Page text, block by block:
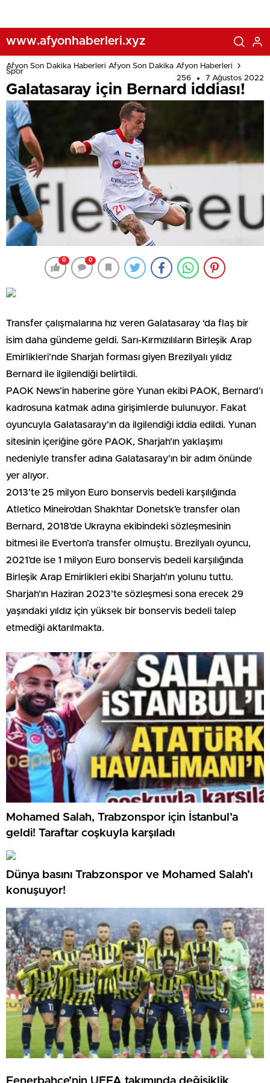
www.afyonhaberleri.xyz
Afyon Son Dakika Haberleri Afyon Son Dakika Afyon Haberleri
Spor
256
7 Ağustos 2022
Galatasaray için Bernard iddiası!
0 0
Transfer çalışmalarına hız veren Galatasaray ‘da flaş bir
isim daha gündeme geldi. Sarı-Kırmızılıların Birleşik Arap
Emirlikleri’nde Sharjah forması giyen Brezilyalı yıldız
Bernard ile ilgilendiği belirtildi.
PAOK News’in haberine göre Yunan ekibi PAOK, Bernard’ı
kadrosuna katmak adına girişimlerde bulunuyor. Fakat
oyuncuyla Galatasaray’ın da ilgilendiği iddia edildi. Yunan
sitesinin içeriğine göre PAOK, Sharjah’ın yaklaşımı
nedeniyle transfer adına Galatasaray’ın bir adım önünde
yer alıyor.
2013’te 25 milyon Euro bonservis bedeli karşılığında
Atletico Mineiro’dan Shakhtar Donetsk’e transfer olan
Bernard, 2018’de Ukrayna ekibindeki sözleşmesinin
bitmesi ile Everton’a transfer olmuştu. Brezilyalı oyuncu,
2021’de ise 1 milyon Euro bonservis bedeli karşılığında
Birleşik Arap Emirlikleri ekibi Sharjah’ın yolunu tuttu.
Sharjah’ın Haziran 2023’te sözleşmesi sona erecek 29
yaşındaki yıldız için yüksek bir bonservis bedeli talep
etmediği aktarılmakta.
Mohamed Salah, Trabzonspor için İstanbul’a
geldi! Taraftar coşkuyla karşıladı
Dünya basını Trabzonspor ve Mohamed Salah’ı
konuşuyor!